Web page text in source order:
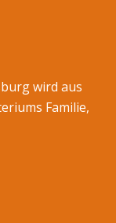
wird aus
Familie,